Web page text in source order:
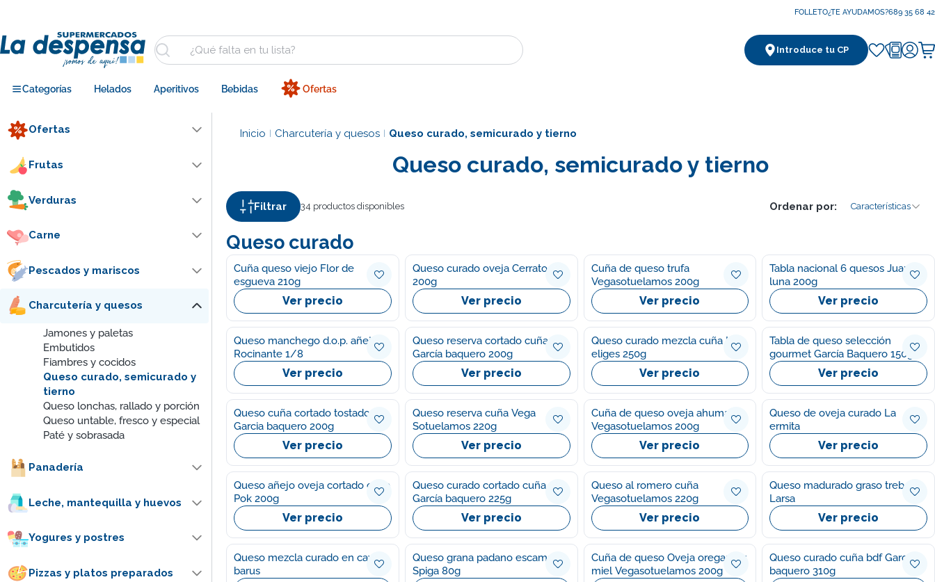
contenido
FOLLETO¿TE AYUDAMOS?689 35 68 42
Buscar
Introduce tu CP
Categorías Helados Aperitivos Bebidas Ofertas
Ofertas
Frutas
Verduras
Carne
Pescados y mariscos
Charcutería y quesos
Jamones y paletas
Embutidos
Fiambres y cocidos
Queso curado, semicurado y
tierno
Queso lonchas, rallado y porción
Queso untable, fresco y especial
Paté y sobrasada
Panadería
Leche, mantequilla y huevos
Yogures y postres
Pizzas y platos preparados
Inicio | Charcutería y quesos | Queso curado, semicurado y tierno
Queso curado, semicurado y tierno
34 productos disponibles
Filtrar Ordenar por: Características
Queso curado
Cuña queso viejo Flor de
esgueva 210g
Ver precio
Queso curado oveja Cerrato
200g
Ver precio
Cuña de queso trufa
Vegasotuelamos 200g
Ver precio
Tabla nacional 6 quesos Juan
luna 200g
Ver precio
Queso manchego d.o.p. añejo
Rocinante 1/8
Ver precio
Queso reserva cortado cuña
García baquero 200g
Ver precio
Queso curado mezcla cuña Ifa
eliges 250g
Ver precio
Tabla de queso selección
gourmet García Baquero 150g
Ver precio
Queso cuña cortado tostado
Garcia baquero 200g
Ver precio
Queso reserva cuña Vega
Sotuelamos 220g
Ver precio
Cuña de queso oveja ahumado
Vegasotuelamos 200g
Ver precio
Queso de oveja curado La
ermita
Ver precio
Queso añejo oveja cortado cuña
Pok 200g
Ver precio
Queso curado cortado cuña
García baquero 225g
Ver precio
Queso al romero cuña
Vegasotuelamos 220g
Ver precio
Queso madurado graso trebol
Larsa
Ver precio
Queso mezcla curado en cava
barus
Queso grana padano escamas
Spiga 80g
Cuña de queso Oveja oregano y
miel Vegasotuelamos 200g
Queso curado cuña bdf García
baquero 310g